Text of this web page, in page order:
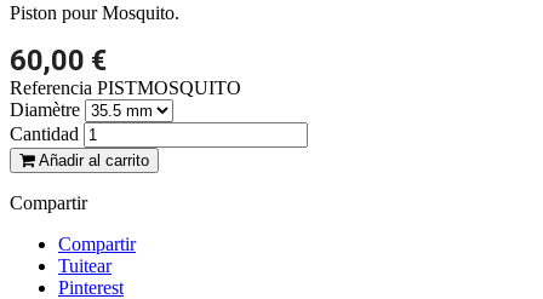
Piston pour Mosquito.
60,00 €
Referencia PISTMOSQUITO
Diamètre
Cantidad
Añadir al carrito
Compartir
Compartir
Tuitear
Pinterest